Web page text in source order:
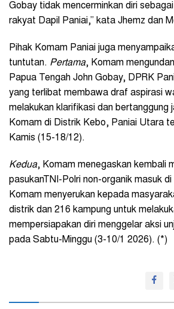
Gobay tidak mencerminkan diri
rakyat Dapil Paniai,” kata Jhemz dan
Pihak Komam Paniai juga
tuntutan. Pertama, Komam
Papua Tengah John Gobay, DPRK
yang terlibat membawa draf aspirasi
melakukan klarifikasi dan bertanggung
Komam di Distrik Kebo, Paniai Utara
Kamis (15-18/12).
Kedua, Komam menegaskan kembali
pasukanTNI-Polri non-organik masuk di
Komam menyerukan kepada
distrik dan 216 kampung untuk
mempersiapakan diri menggelar aksi
pada Sabtu-Minggu (3-10/1 2026). (*)